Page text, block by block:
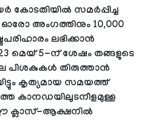
കോടതിയിൽ സമർപ്പിച്ച
അംഗത്തിനും 10,000
ലഭിക്കാൻ
മെയ് 5-ന് ശേഷം തങ്ങളുടെ
പിശകുകൾ തിരുത്താൻ
കൃത്യമായ സമയത്ത്
കാനഡയിലുടനീളമുള്ള
ക്ലാസ്-ആക്ഷനിൽ